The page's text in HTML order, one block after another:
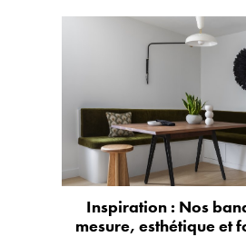
Inspiration : Nos
mesure, esthétique et